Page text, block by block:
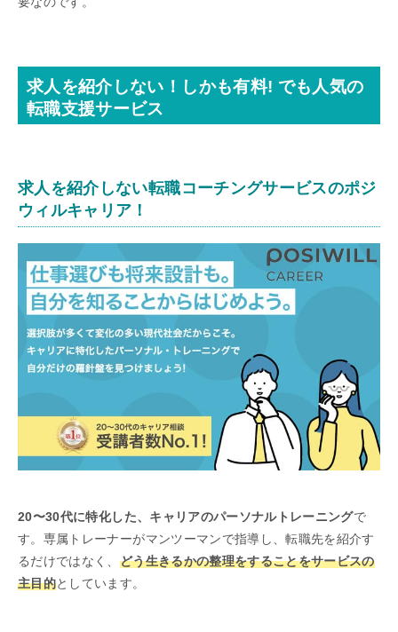
求人を紹介しない！しかも有料! でも人気の
転職支援サービス
求人を紹介しない転職コーチングサービスのポジ
ウィルキャリア！
20〜30代に特化した、キャリアのパーソナルトレーニングで
す。 専属トレーナーがマンツーマンで指導し、転職先を紹介す
るだけではなく、 どう生きるかの整理をすることをサービスの
主目的としています。